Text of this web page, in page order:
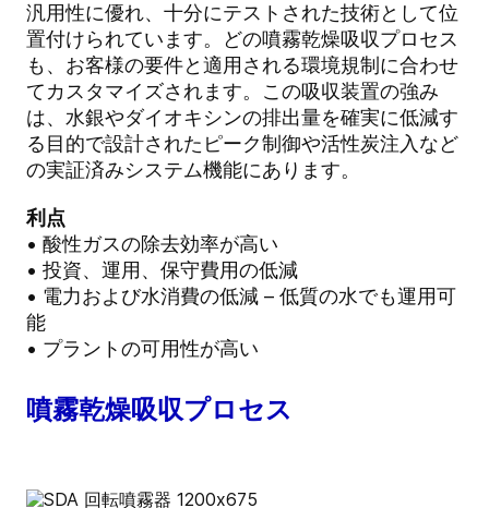
汎用性に優れ、十分にテストされた技術として位
置付けられています。どの噴霧乾燥吸収プロセス
も、お客様の要件と適用される環境規制に合わせ
てカスタマイズされます。この吸収装置の強み
は、水銀やダイオキシンの排出量を確実に低減す
る目的で設計されたピーク制御や活性炭注入など
の実証済みシステム機能にあります。
利点
• 酸性ガスの除去効率が高い
• 投資、運用、保守費用の低減
• 電力および水消費の低減 – 低質の水でも運用可
能
• プラントの可用性が高い
噴霧乾燥吸収プロセス